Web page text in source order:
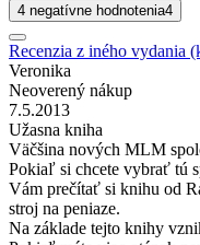
4 negatívne hodnotenia4
Recenzia z iného vydania
Veronika
Neoverený nákup
7.5.2013
Užasna kniha
Väčšina nových MLM
Pokiaľ si chcete vybrať tú
Vám prečítať si knihu od
stroj na peniaze.
Na základe tejto knihy